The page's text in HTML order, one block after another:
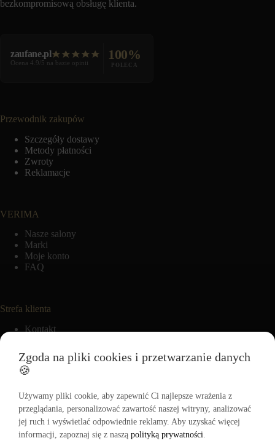
bezkompromisową obsługę klienta.
zaufane.pl
Ocena 4.9/5 na bazie opinii
100%
POLECA
Przewodnik zakupów
Szczegóły dostawy
Metody płatności
Zwroty
Reklamacje
VERIMA
Nasze salony
Marki
Moje konto
FAQ
Strefa klienta
Kontakt
Moje zamówienia
Ulubione
Informacje
Regulamin
Polityka zwrotów
Zgoda na pliki cookies i przetwarzanie danych
🍪
Używamy pliki cookie, aby zapewnić Ci najlepsze wrażenia z
przeglądania, personalizować zawartość naszej witryny, analizować
jej ruch i wyświetlać odpowiednie reklamy. Aby uzyskać więcej
informacji, zapoznaj się z naszą polityką prywatności.